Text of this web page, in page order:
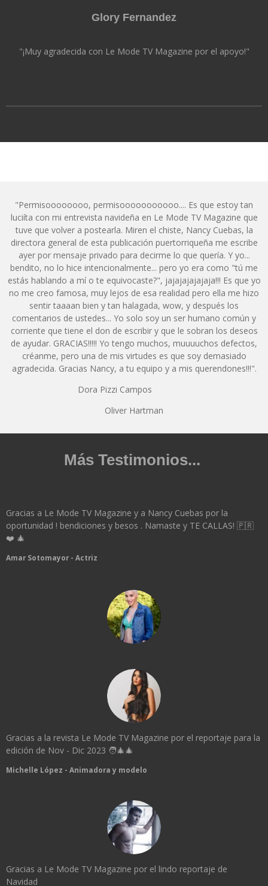
Glory Fernandez
"¡Muy agradecida con Le Mode TV Magazine por el apoyo!"
"Permisoooooooo, permisooooooooooo.... Es que estoy tan
luciíta con mi entrevista navideña en Le Mode TV Magazine que
tuve que volver a postearla. Miren el chiste, Nancy Cuebas, la
directora general de esta publicación puertorriqueña me escribe
ayer por mensaje privado para decirme lo que quería. Y yo...
bendito, no lo hice intencionalmente... pero yo era como "tú me
estás hablando a mí o te equivocaste?", jajajajajajaja!!! Es que yo
no me creo famosa, muy lejos de esa realidad pero ella me hizo
sentir taaaan bien y tan halagada, wow, y después los
comentarios de ustedes... Yo solo soy un ser humano común y
corriente que tiene el don de escribir y que le sobran los deseos
de ayudar. GRACIAS!!!!! Yo tengo muchos, muuuuchos defectos,
créanme, pero una de mis virtudes es que soy demasiado
agradecida. Gracias Nancy, a tu equipo y a mis querendones!!!".
Dora Pizzi Campos
Oliver Hartman
Más Testimonios...
Gracias a Le Mode TV Magazine y a Nancy Cuebas por la
oportunidad ! bendiciones y besos . Namaste y TE CALLAS! 🇵🇷
❤️ 🎄
Amar Sotomayor - Actriz
Gracias a la revista Le Mode TV Magazine por el reportaje para la
edición de Nov - Dic 2023 🧑‍🎄🎄
Michelle López - Animadora y modelo
Gracias a Le Mode TV Magazine por el lindo reportaje de
Navidad